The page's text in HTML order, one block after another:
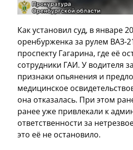
Как установил суд, в январе
оренбурженка за рулем ВАЗ-
проспекту Гагарина, где её
сотрудники ГАИ. У водителя
признаки опьянения и
медицинское
она отказалась. При этом
ранее уже привлекали к
ответственности за
это её не остановило.